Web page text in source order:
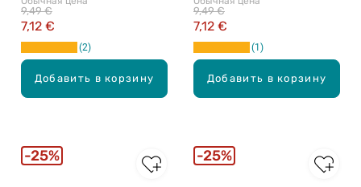
Добавить в корзину
душа, 500мл
7,12 €
9,49 €
2
Добавить в корзину
душа, 500мл
7,12 €
9,49 €
1
25% 25%